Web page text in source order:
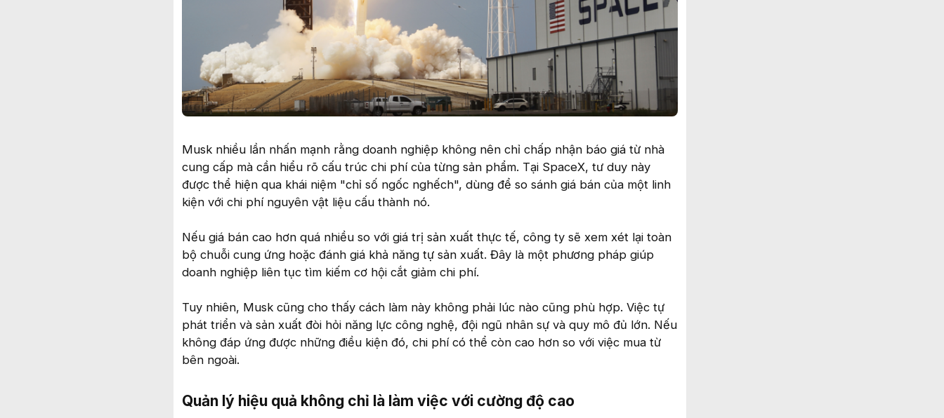
Musk nhiều lần nhấn mạnh rằng doanh nghiệp không nên chỉ chấp nhận báo giá từ nhà
cung cấp mà cần hiểu rõ cấu trúc chi phí của từng sản phẩm. Tại SpaceX, tư duy này
được thể hiện qua khái niệm "chỉ số ngốc nghếch", dùng để so sánh giá bán của một linh
kiện với chi phí nguyên vật liệu cấu thành nó.
Nếu giá bán cao hơn quá nhiều so với giá trị sản xuất thực tế, công ty sẽ xem xét lại toàn
bộ chuỗi cung ứng hoặc đánh giá khả năng tự sản xuất. Đây là một phương pháp giúp
doanh nghiệp liên tục tìm kiếm cơ hội cắt giảm chi phí.
Tuy nhiên, Musk cũng cho thấy cách làm này không phải lúc nào cũng phù hợp. Việc tự
phát triển và sản xuất đòi hỏi năng lực công nghệ, đội ngũ nhân sự và quy mô đủ lớn. Nếu
không đáp ứng được những điều kiện đó, chi phí có thể còn cao hơn so với việc mua từ
bên ngoài.
Quản lý hiệu quả không chỉ là làm việc với cường độ cao